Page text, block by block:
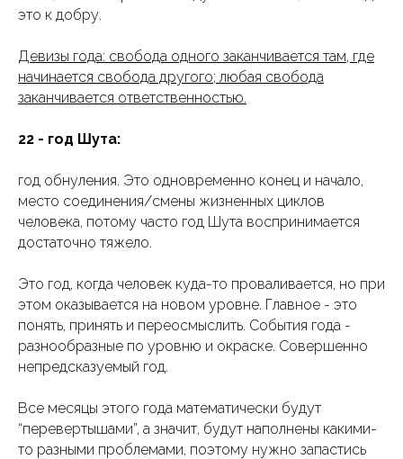
это к добру.
Девизы года: свобода одного заканчивается там, где
начинается свобода другого; любая свобода
заканчивается ответственностью.
22 - год Шута:
год обнуления. Это одновременно конец и начало,
место соединения/смены жизненных циклов
человека, потому часто год Шута воспринимается
достаточно тяжело.
Это год, когда человек куда-то проваливается, но при
этом оказывается на новом уровне. Главное - это
понять, принять и переосмыслить. События года -
разнообразные по уровню и окраске. Совершенно
непредсказуемый год.
Все месяцы этого года математически будут
“перевертышами”, а значит, будут наполнены какими-
то разными проблемами, поэтому нужно запастись